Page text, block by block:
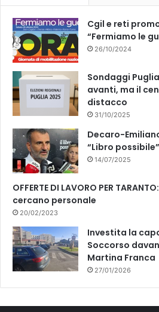
k
Cgil e reti
“Fermiamo le
26/10/2024
Sondaggi
avanti, ma il
distacco
31/10/2025
Decaro-
“Libro
14/07/2025
OFFERTE DI LAVORO PER
cercano personale
20/02/2023
Investita la
Soccorso
Martina Franca
27/01/2026